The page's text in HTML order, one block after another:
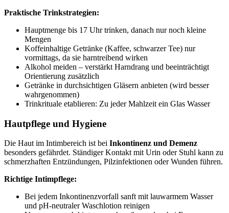
Praktische Trinkstrategien:
Hauptmenge bis 17 Uhr trinken, danach nur noch kleine
Mengen
Koffeinhaltige Getränke (Kaffee, schwarzer Tee) nur
vormittags, da sie harntreibend wirken
Alkohol meiden – verstärkt Harndrang und beeinträchtigt
Orientierung zusätzlich
Getränke in durchsichtigen Gläsern anbieten (wird besser
wahrgenommen)
Trinkrituale etablieren: Zu jeder Mahlzeit ein Glas Wasser
Hautpflege und Hygiene
Die Haut im Intimbereich ist bei Inkontinenz und Demenz
besonders gefährdet. Ständiger Kontakt mit Urin oder Stuhl kann zu
schmerzhaften Entzündungen, Pilzinfektionen oder Wunden führen.
Richtige Intimpflege:
Bei jedem Inkontinenzvorfall sanft mit lauwarmem Wasser
und pH-neutraler Waschlotion reinigen